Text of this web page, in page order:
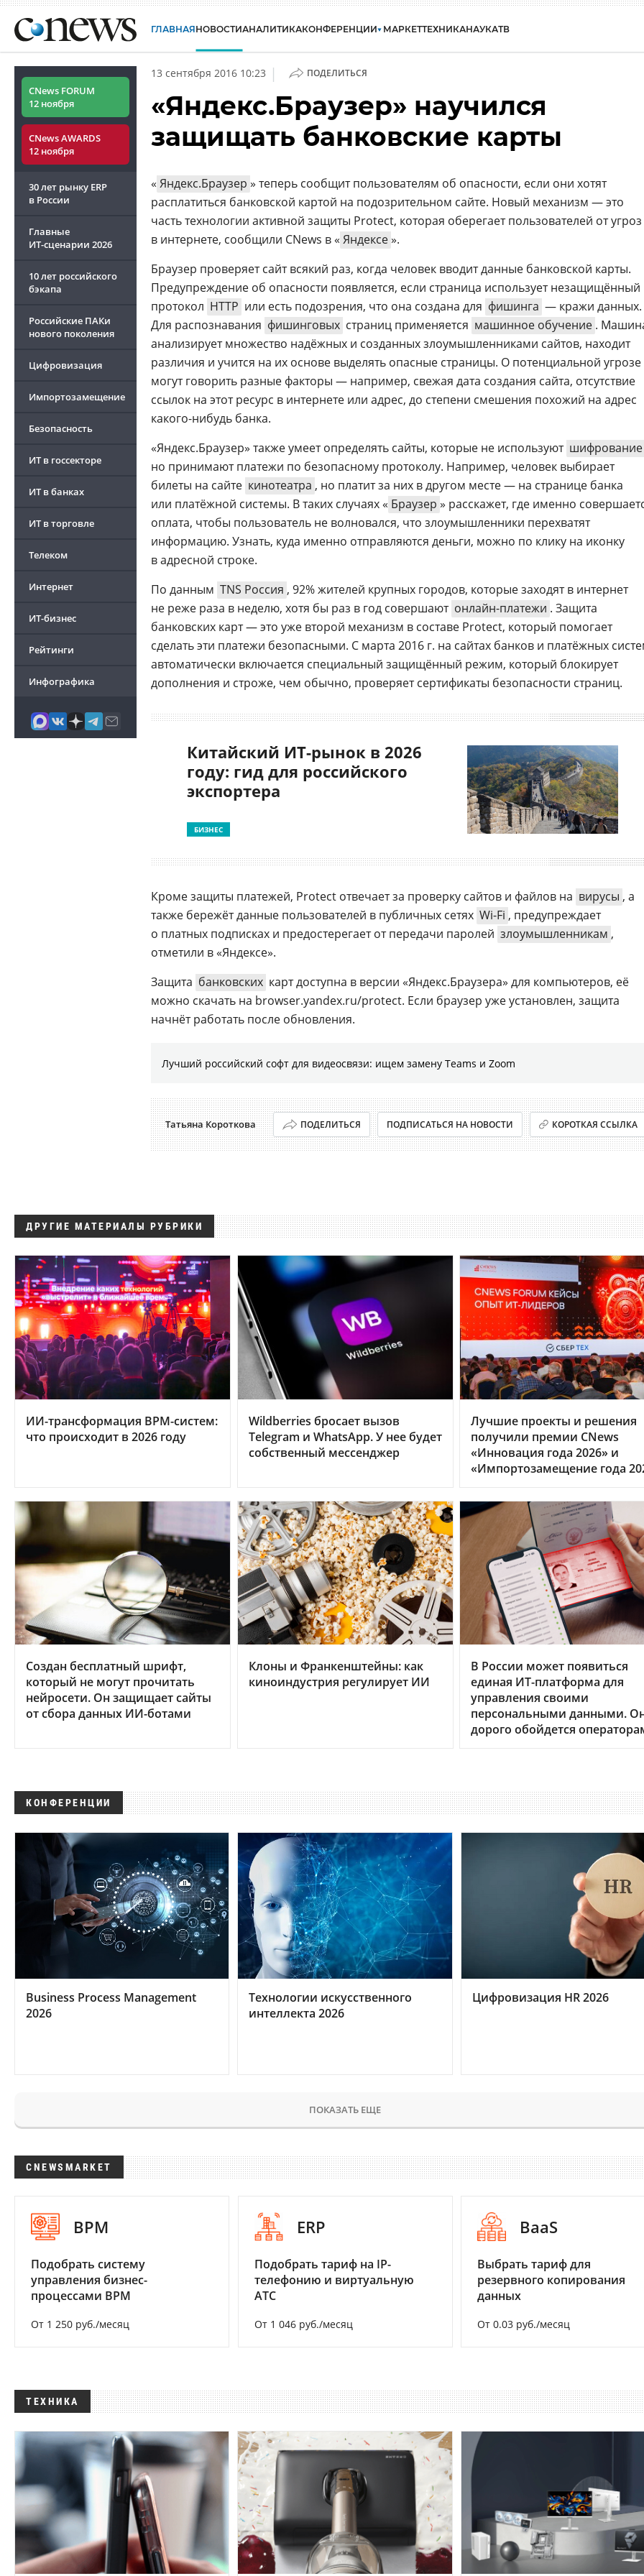
ГЛАВНАЯНОВОСТИАНАЛИТИКАКОНФЕРЕНЦИИ МАРКЕТТЕХНИКАНАУКАТВ
CNews FORUM
12 ноября
CNews AWARDS
12 ноября
30 лет рынку ERP
в России
Главные
ИТ-сценарии 2026
10 лет российского
бэкапа
Российские ПАКи
нового поколения
Цифровизация
Импортозамещение
Безопасность
ИТ в госсекторе
ИТ в банках
ИТ в торговле
Телеком
Интернет
ИТ-бизнес
Рейтинги
Инфографика
13 сентября 2016 10:23 | ПОДЕЛИТЬСЯ
«Яндекс.Браузер» научился
защищать банковские карты
« Яндекс.Браузер » теперь сообщит пользователям об опасности, если они хотят
расплатиться банковской картой на подозрительном сайте. Новый механизм — это
часть технологии активной защиты Protect, которая оберегает пользователей от угроз
в интернете, сообщили CNews в « Яндексе».
Браузер проверяет сайт всякий раз, когда человек вводит данные банковской карты.
Предупреждение об опасности появляется, если страница использует незащищённый
протокол HTTP или есть подозрения, что она создана для фишинга — кражи данных.
Для распознавания фишинговых страниц применяется машинное обучение .
анализирует множество надёжных и созданных злоумышленниками сайтов, находит
различия и учится на их основе выделять опасные страницы. О потенциальной угрозе
могут говорить разные факторы — например, свежая дата создания сайта, отсутствие
ссылок на этот ресурс в интернете или адрес, до степени смешения похожий на адрес
какого-нибудь банка.
«Яндекс.Браузер» также умеет определять сайты, которые не используют шифрование
но принимают платежи по безопасному протоколу. Например, человек выбирает
билеты на сайте кинотеатра , но платит за них в другом месте — на странице банка
или платёжной системы. В таких случаях « Браузер » расскажет, где именно
оплата, чтобы пользователь не волновался, что злоумышленники перехватят
информацию. Узнать, куда именно отправляются деньги, можно по клику на иконку
в адресной строке.
По данным TNS Россия , 92% жителей крупных городов, которые заходят в интернет
не реже раза в неделю, хотя бы раз в год совершают онлайн-платежи . Защита
банковских карт — это уже второй механизм в составе Protect, который помогает
сделать эти платежи безопасными. С марта 2016 г. на сайтах банков и платёжных
автоматически включается специальный защищённый режим, который блокирует
дополнения и строже, чем обычно, проверяет сертификаты безопасности страниц.
Китайский ИТ-рынок в 2026
году: гид для российского
экспортера
БИЗНЕС
Кроме защиты платежей, Protect отвечает за проверку сайтов и файлов на вирусы , а
также бережёт данные пользователей в публичных сетях Wi-Fi , предупреждает
о платных подписках и предостерегает от передачи паролей злоумышленникам ,
отметили в «Яндексе».
Защита банковских карт доступна в версии «Яндекс.Браузера» для компьютеров, её
можно скачать на browser.yandex.ru/protect. Если браузер уже установлен, защита
начнёт работать после обновления.
Лучший российский софт для видеосвязи: ищем замену Teams и Zoom
Татьяна Короткова ПОДЕЛИТЬСЯ ПОДПИСАТЬСЯ НА НОВОСТИ КОРОТКАЯ ССЫЛКА
ДРУГИЕ МАТЕРИАЛЫ РУБРИКИ
ИИ-трансформация BPM-систем:
что происходит в 2026 году
Wildberries бросает вызов
Telegram и WhatsApp. У нее будет
собственный мессенджер
Лучшие проекты и решения
получили премии CNews
«Инновация года 2026» и
«Импортозамещение года
Создан бесплатный шрифт,
который не могут прочитать
нейросети. Он защищает сайты
от сбора данных ИИ-ботами
Клоны и Франкенштейны: как
киноиндустрия регулирует ИИ
В России может появиться
единая ИТ-платформа для
управления своими
персональными данными.
дорого обойдется
КОНФЕРЕНЦИИ
Business Process Management
2026
Технологии искусственного
интеллекта 2026
Цифровизация HR 2026
ПОКАЗАТЬ ЕЩЕ
CNEWSMARKET
BPM
Подобрать систему
управления бизнес-
процессами BPM
От 1 250 руб./месяц
ERP
Подобрать тариф на IP-
телефонию и виртуальную
АТС
От 1 046 руб./месяц
BaaS
Выбрать тариф для
резервного копирования
данных
От 0.03 руб./месяц
ТЕХНИКА